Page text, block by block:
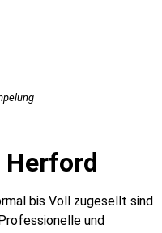
Herford
bis Voll zugesellt sind
und